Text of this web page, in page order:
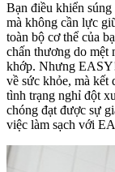
Bạn điều khiển
mà không cần lực
toàn bộ cơ thể của
chấn thương do mệt
khớp. Nhưng
về sức khỏe, mà kết
tình trạng nghỉ đột
chóng đạt được sự
việc làm sạch với